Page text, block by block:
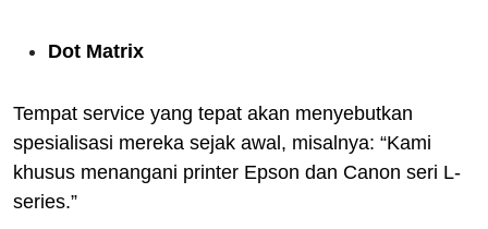
Dot Matrix
Tempat service yang tepat akan menyebutkan
spesialisasi mereka sejak awal, misalnya: “Kami
khusus menangani printer Epson dan Canon seri L-
series.”